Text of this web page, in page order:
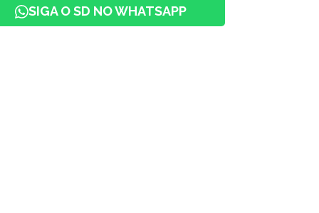
SIGA O SD NO WHATSAPP